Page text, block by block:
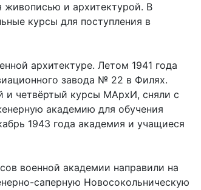
живописью и архитектурой. В
курсы для поступления в
архитектуре. Летом 1941 года
завода № 22 в Филях.
и четвёртый курсы МАрхИ, сняли с
академию для обучения
1943 года академия и учащиеся
военной академии направили на
саперную Новосокольническую